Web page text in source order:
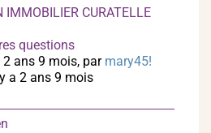
IMMOBILIER CURATELLE
questions
ans 9 mois, par mary45!
a 2 ans 9 mois